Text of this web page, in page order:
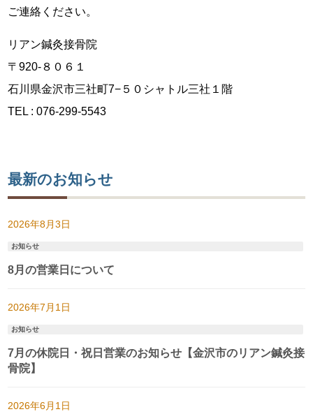
ご連絡ください。
リアン鍼灸接骨院
〒920-８０６１
石川県金沢市三社町7−５０シャトル三社１階
TEL : 076-299-5543
最新のお知らせ
2026年8月3日
お知らせ
8月の営業日について
2026年7月1日
お知らせ
7月の休院日・祝日営業のお知らせ【金沢市のリアン鍼灸接
骨院】
2026年6月1日